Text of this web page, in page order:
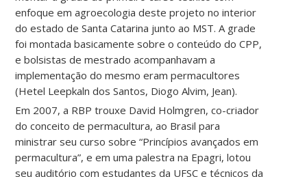
enfoque em agroecologia deste projeto no interior
do estado de Santa Catarina junto ao MST. A grade
foi montada basicamente sobre o conteúdo do CPP,
e bolsistas de mestrado acompanhavam a
implementação do mesmo eram permacultores
(Hetel Leepkaln dos Santos, Diogo Alvim, Jean).
Em 2007, a RBP trouxe David Holmgren, co-criador
do conceito de permacultura, ao Brasil para
ministrar seu curso sobre “Princípios avançados em
permacultura”, e em uma palestra na Epagri, lotou
seu auditório com estudantes da UFSC e técnicos da